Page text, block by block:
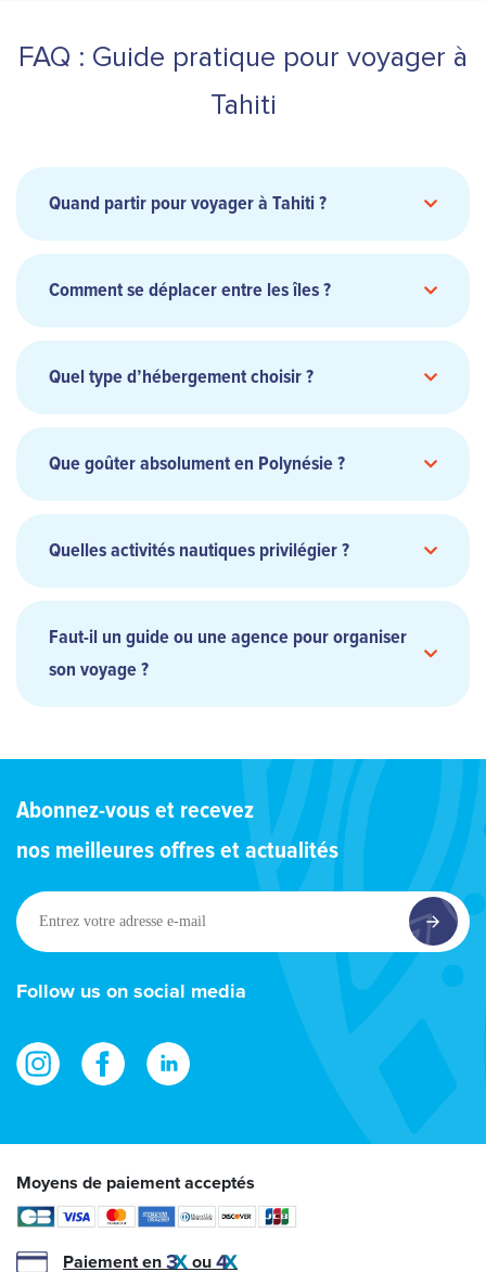
FAQ : Guide pratique pour voyager à
Tahiti
Quand partir pour voyager à Tahiti ?
Comment se déplacer entre les îles ?
liaisons inter îles
Quel type d’hébergement choisir ?
resorts spa, pensions de famille
bungalows
Que goûter absolument en Polynésie ?
poisson cru au lait de coco
Quelles activités nautiques privilégier ?
Faut-il un guide ou une agence pour organiser
son voyage ?
l’archipel de
la Société
Abonnez-vous et recevez
nos meilleures offres et actualités
Entrez
votre
adresse
e-
Follow us on social media
Moyens de paiement acceptés
Paiement en ou